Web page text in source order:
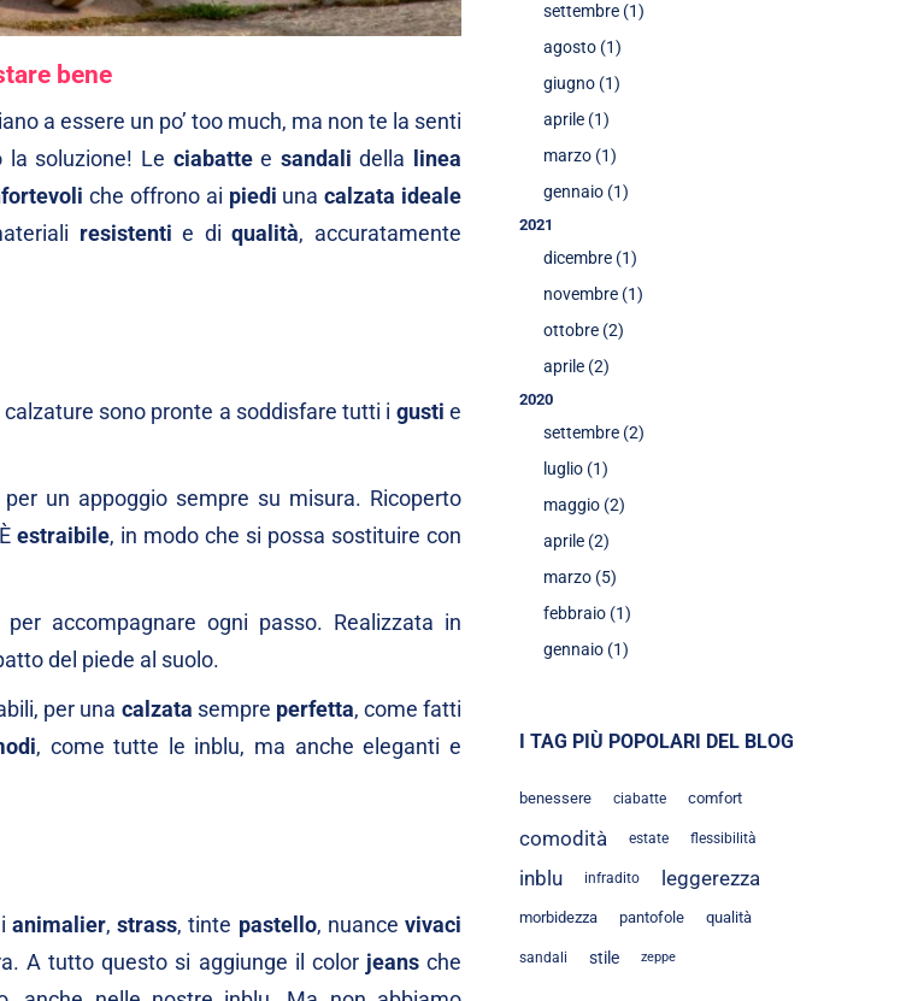
bene
a essere un po’ too much, ma non te la senti
la soluzione! Le ciabattee sandali della linea
che offrono ai piedi unacalzata ideale
resistenti e diqualità, accuratamente
sono pronte a soddisfare tutti i gusti e
un appoggio sempre su misura. Ricoperto
estraibile, in modo che si possa sostituire con
per accompagnare ogni passo. Realizzata in
del piede al suolo.
per una calzata sempre perfetta, come fatti
, come tutte le inblu, ma anche eleganti e
animalier,strass, tinte pastello, nuancevivaci
A tutto questo si aggiunge il color jeansche
settembre (1)
agosto (1)
giugno (1)
aprile (1)
marzo (1)
gennaio (1)
2021
dicembre (1)
novembre (1)
ottobre (2)
aprile (2)
2020
settembre (2)
luglio (1)
maggio (2)
aprile (2)
marzo (5)
febbraio (1)
gennaio (1)
I TAG PIÙ POPOLARI DEL BLOG
benessere ciabatte comfort
comodità estate flessibilità
inblu infradito leggerezza
morbidezza pantofole qualità
sandali stile zeppe